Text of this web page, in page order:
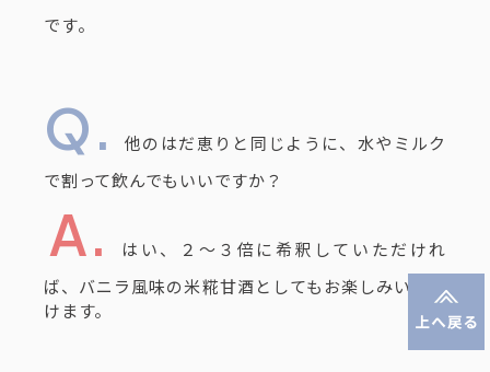
です。
他のはだ恵りと同じように、水やミルク
で割って飲んでもいいですか？
はい、２～３倍に希釈していただけれ
ば、バニラ風味の米糀甘酒としてもお楽しみいただ
けます。